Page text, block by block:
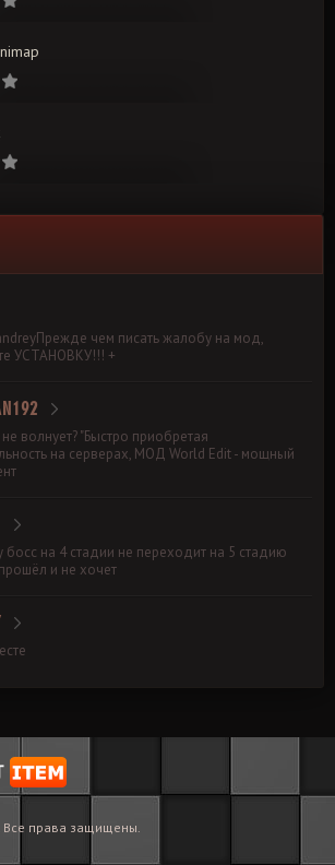
чем писать жалобу на мод,
УСТАНОВКУ!!! +
волнует? "Быстро приобретая
на серверах, МОД World Edit - мощный
босс на 4 стадии не переходит на 5 стадию
и не хочет
Все права защищены.